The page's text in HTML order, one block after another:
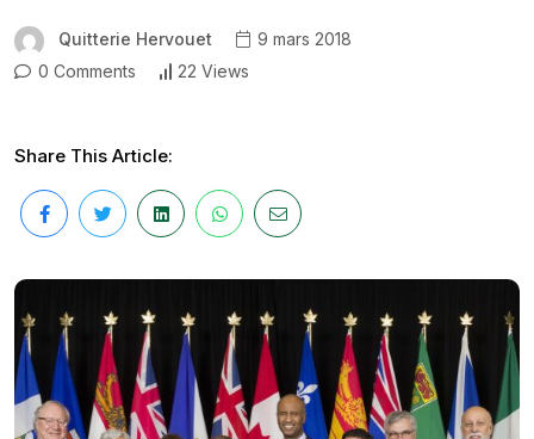
Quitterie Hervouet
9 mars 2018
0 Comments
22 Views
Share This Article: